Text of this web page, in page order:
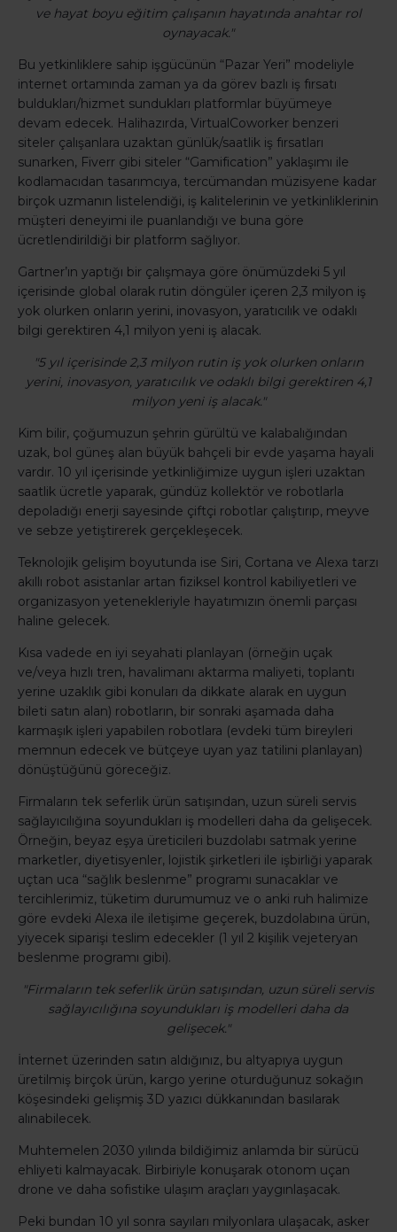
ve hayat boyu eğitim çalışanın hayatında anahtar rol
oynayacak."
Bu yetkinliklere sahip işgücünün “Pazar Yeri” modeliyle
internet ortamında zaman ya da görev bazlı iş fırsatı
buldukları/hizmet sundukları platformlar büyümeye
devam edecek. Halihazırda, VirtualCoworker benzeri
siteler çalışanlara uzaktan günlük/saatlik iş fırsatları
sunarken, Fiverr gibi siteler “Gamification” yaklaşımı ile
kodlamacıdan tasarımcıya, tercümandan müzisyene kadar
birçok uzmanın listelendiği, iş kalitelerinin ve yetkinliklerinin
müşteri deneyimi ile puanlandığı ve buna göre
ücretlendirildiği bir platform sağlıyor.
Gartner’ın yaptığı bir çalışmaya göre önümüzdeki 5 yıl
içerisinde global olarak rutin döngüler içeren 2,3 milyon iş
yok olurken onların yerini, inovasyon, yaratıcılık ve odaklı
bilgi gerektiren 4,1 milyon yeni iş alacak.
"5 yıl içerisinde 2,3 milyon rutin iş yok olurken onların
yerini, inovasyon, yaratıcılık ve odaklı bilgi gerektiren 4,1
milyon yeni iş alacak."
Kim bilir, çoğumuzun şehrin gürültü ve kalabalığından
uzak, bol güneş alan büyük bahçeli bir evde yaşama hayali
vardır. 10 yıl içerisinde yetkinliğimize uygun işleri uzaktan
saatlik ücretle yaparak, gündüz kollektör ve robotlarla
depoladığı enerji sayesinde çiftçi robotlar çalıştırıp, meyve
ve sebze yetiştirerek gerçekleşecek.
Teknolojik gelişim boyutunda ise Siri, Cortana ve Alexa tarzı
akıllı robot asistanlar artan fiziksel kontrol kabiliyetleri ve
organizasyon yetenekleriyle hayatımızın önemli parçası
haline gelecek.
Kısa vadede en iyi seyahati planlayan (örneğin uçak
ve/veya hızlı tren, havalimanı aktarma maliyeti, toplantı
yerine uzaklık gibi konuları da dikkate alarak en uygun
bileti satın alan) robotların, bir sonraki aşamada daha
karmaşık işleri yapabilen robotlara (evdeki tüm bireyleri
memnun edecek ve bütçeye uyan yaz tatilini planlayan)
dönüştüğünü göreceğiz.
Firmaların tek seferlik ürün satışından, uzun süreli servis
sağlayıcılığına soyundukları iş modelleri daha da gelişecek.
Örneğin, beyaz eşya üreticileri buzdolabı satmak yerine
marketler, diyetisyenler, lojistik şirketleri ile işbirliği yaparak
uçtan uca “sağlık beslenme” programı sunacaklar ve
tercihlerimiz, tüketim durumumuz ve o anki ruh halimize
göre evdeki Alexa ile iletişime geçerek, buzdolabına ürün,
yiyecek siparişi teslim edecekler (1 yıl 2 kişilik vejeteryan
beslenme programı gibi).
"Firmaların tek seferlik ürün satışından, uzun süreli servis
sağlayıcılığına soyundukları iş modelleri daha da
gelişecek."
İnternet üzerinden satın aldığınız, bu altyapıya uygun
üretilmiş birçok ürün, kargo yerine oturduğunuz sokağın
köşesindeki gelişmiş 3D yazıcı dükkanından basılarak
alınabilecek.
Muhtemelen 2030 yılında bildiğimiz anlamda bir sürücü
ehliyeti kalmayacak. Birbiriyle konuşarak otonom uçan
drone ve daha sofistike ulaşım araçları yaygınlaşacak.
Peki bundan 10 yıl sonra sayıları milyonlara ulaşacak, asker